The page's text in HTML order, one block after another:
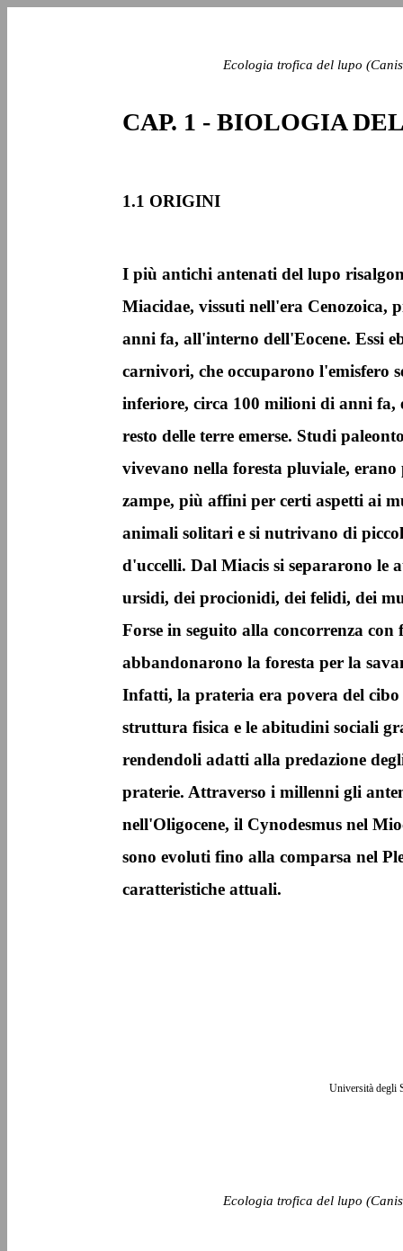
Ecologia trofica del lupo
Università degli
CAP. 1 - BIOLOGIA
1.1 ORIGINI
I più antichi antenati del lupo
Miacidae, vissuti nell'era Cenozoica,
anni fa, all'interno dell'Eocene. Essi
carnivori, che occuparono l'emisfero
inferiore, circa 100 milioni di anni fa,
resto delle terre emerse. Studi
vivevano nella foresta pluviale,
zampe, più affini per certi aspetti ai
animali solitari e si nutrivano di
d'uccelli. Dal Miacis si separarono le
ursidi, dei procionidi, dei felidi, dei
Forse in seguito alla concorrenza
abbandonarono la foresta per la
Infatti, la prateria era povera del
struttura fisica e le abitudini sociali
rendendoli adatti alla predazione
praterie. Attraverso i millenni gli
nell'Oligocene, il Cynodesmus nel
sono evoluti fino alla comparsa nel
caratteristiche attuali.
Ecologia trofica del lupo